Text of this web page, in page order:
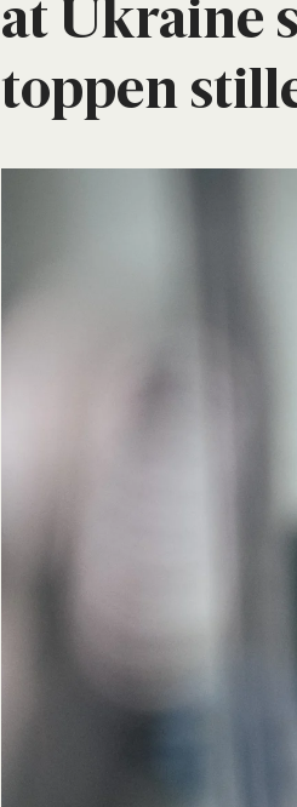
at Ukrai­ne
top­pen